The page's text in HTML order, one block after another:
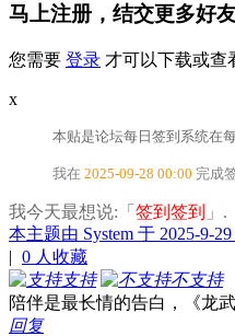
马上注册，结交更多好
您需要 登录 才可以下载或查
x
本贴是论坛每日签到系统在
我在 2025-09-28 00:00 完成
我今天最想说:「 签到签到 」.
本主题由 System 于 2025-9-
| 0 人收藏
支持
不支持
陪伴是最长情的告白，《龙
回复